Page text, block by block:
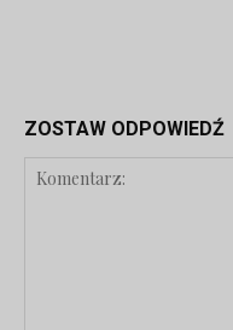
ZOSTAW ODPOWIEDŹ